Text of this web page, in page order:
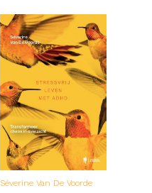
Séverine Van De Voorde